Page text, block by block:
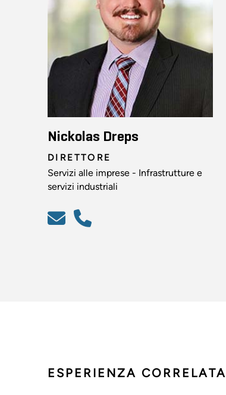
Nickolas Dreps
DIRETTORE
Servizi alle imprese - Infrastrutture e
servizi industriali
ESPERIENZA CORRELATA